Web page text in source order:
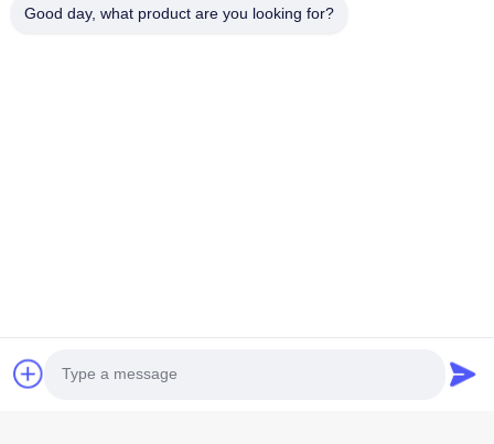
Kirim sekarang
Good day, what product are you looking for?